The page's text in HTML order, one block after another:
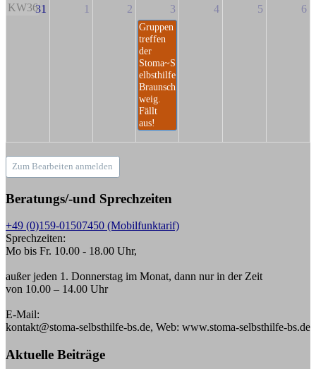
KW3631 1 2 3
Gruppen
treffen
der
Stoma~S
elbsthilfe
Braunsch
weig.
Fällt
aus!
4 5 6
Zum Bearbeiten anmelden
Beratungs/-und Sprechzeiten
+49 (0)159-01507450 (Mobilfunktarif)
Sprechzeiten:
Mo bis Fr. 10.00 - 18.00 Uhr,
außer jeden 1. Donnerstag im Monat, dann nur in der Zeit
von 10.00 – 14.00 Uhr
E-Mail:
kontakt@stoma-selbsthilfe-bs.de, Web: www.stoma-selbsthilfe-bs.de
Aktuelle Beiträge